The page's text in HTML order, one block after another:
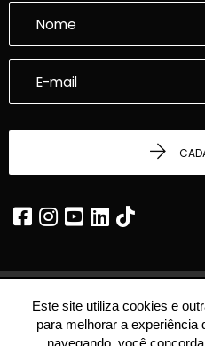
© 2026 - Dalcasta Imobiliária -
Este site utiliza cookies e
para melhorar a experiência
navegando, você